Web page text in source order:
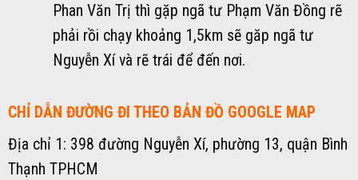
Phan Văn Trị thì gặp ngã tư Phạm Văn Đồng rẽ
phải rồi chạy khoảng 1,5km sẽ găp ngã tư
Nguyễn Xí và rẽ trái để đến nơi.
CHỈ DẪN ĐƯỜNG ĐI THEO BẢN ĐỒ GOOGLE MAP
Địa chỉ 1: 398 đường Nguyễn Xí, phường 13, quận Bình
Thạnh TPHCM